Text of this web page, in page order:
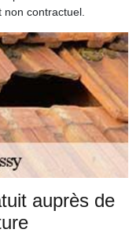
contractuel.
auprès de